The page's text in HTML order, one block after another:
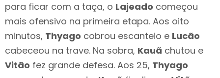
para ficar com a taça, o Lajeado começou
mais ofensivo na primeira etapa. Aos oito
minutos, Thyago cobrou escanteio e Lucão
cabeceou na trave. Na sobra, Kauã chutou e
Vitão fez grande defesa. Aos 25, Thyago